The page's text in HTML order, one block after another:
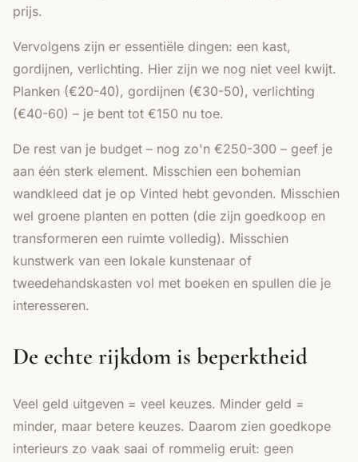
prijs.
Vervolgens zijn er essentiële dingen: een kast,
gordijnen, verlichting. Hier zijn we nog niet veel kwijt.
Planken (€20-40), gordijnen (€30-50), verlichting
(€40-60) – je bent tot €150 nu toe.
De rest van je budget – nog zo'n €250-300 – geef je
aan één sterk element. Misschien een bohemian
wandkleed dat je op Vinted hebt gevonden. Misschien
wel groene planten en potten (die zijn goedkoop en
transformeren een ruimte volledig). Misschien
kunstwerk van een lokale kunstenaar of
tweedehandskasten vol met boeken en spullen die je
interesseren.
De echte rijkdom is beperktheid
Veel geld uitgeven = veel keuzes. Minder geld =
minder, maar betere keuzes. Daarom zien goedkope
interieurs zo vaak saai of rommelig eruit: geen